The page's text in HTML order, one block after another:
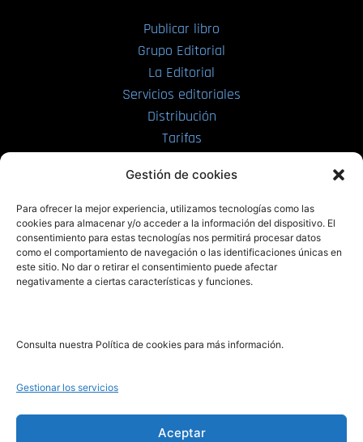
Gestión de cookies
Para ofrecer la mejor experiencia, utilizamos tecnologías como las
cookies para almacenar y/o acceder a la información del dispositivo. El
consentimiento para estas tecnologías nos permitirá procesar datos
como el comportamiento de navegación o las identificaciones únicas en
este sitio. No dar o retirar el consentimiento puede afectar
negativamente a ciertas características y funciones.
Consulta nuestra Política de cookies para más información.
Gestionar los servicios
Aceptar
Publicar libro
Grupo Editorial
La Editorial
Servicios editoriales
Distribución
Tarifas
PRL | Films
PRL | Play
PRL | LAB
Noticias
Legal